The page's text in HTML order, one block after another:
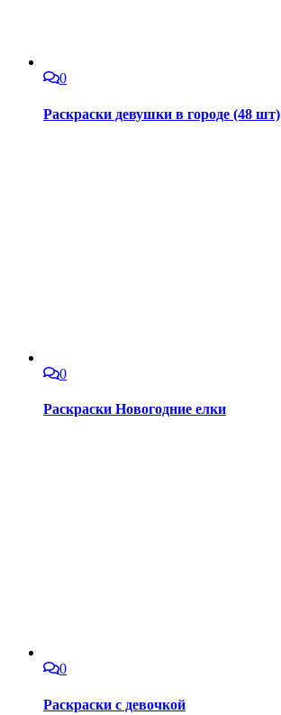
0
Раскраски девушки в городе (48 шт)
0
Раскраски Новогодние елки
0
Раскраски с девочкой